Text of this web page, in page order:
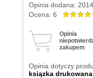
Opinia dodana:
Ocena: 6
Opinia
zakupem
Opinia dotyczy
ksiązka drukowana